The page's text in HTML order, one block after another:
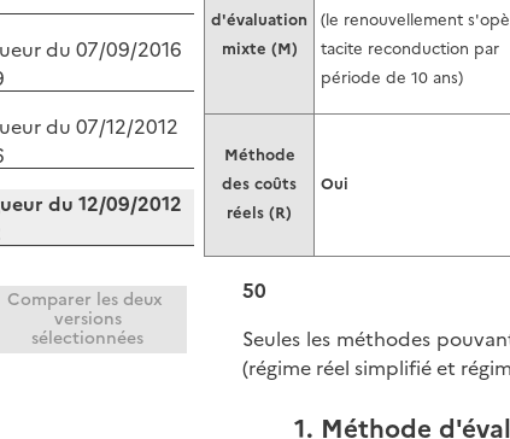
du 07/09/2016
du 07/12/2012
du 12/09/2012
Comparer les deux
versions
sélectionnées
d'évaluation
mixte (M)
(le renouvellement
tacite reconduction par
période de 10 ans)
Méthode
des coûts
réels (R)
Oui
50
Seules les méthodes
(régime réel simplifié et
1. Méthode